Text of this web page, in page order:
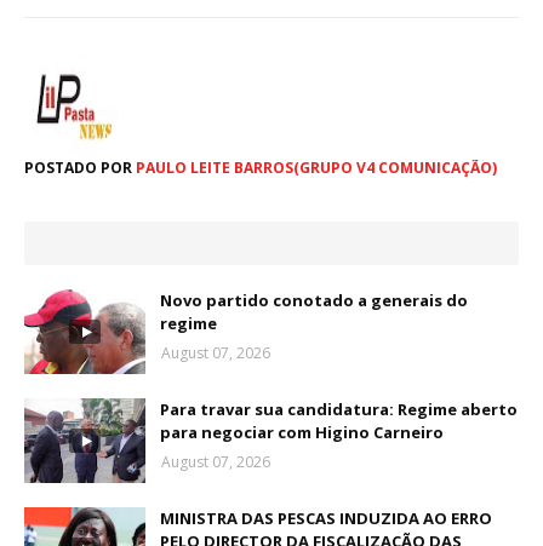
POSTADO POR PAULO LEITE BARROS(GRUPO V4 COMUNICAÇÃO)
Novo partido conotado a generais do
regime
August 07, 2026
Para travar sua candidatura: Regime aberto
para negociar com Higino Carneiro
August 07, 2026
MINISTRA DAS PESCAS INDUZIDA AO ERRO
PELO DIRECTOR DA FISCALIZAÇÃO DAS